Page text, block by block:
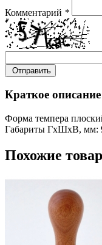
Комментарий *
Отправить
Краткое описание
Форма темпера
Габариты ГхШхВ, мм:
Похожие